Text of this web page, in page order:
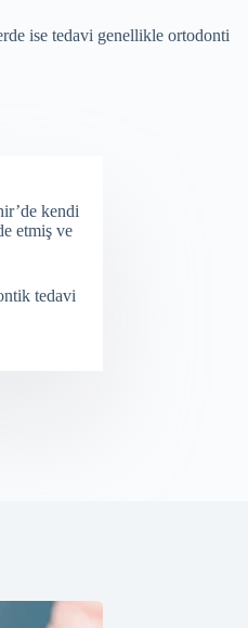
ise tedavi genellikle ortodonti
kendi
etmiş ve
tedavi